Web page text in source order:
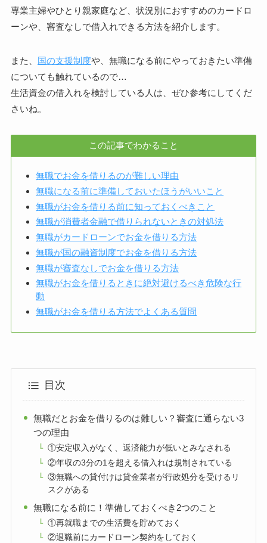
専業主婦やひとり親家庭など、状況別におすすめのカードロ
ーンや、審査なしで借入れできる方法を紹介します。
また、 国の支援制度や、無職になる前にやっておきたい準備
についても触れているので…
生活資金の借入れを検討している人は、ぜひ参考にしてくだ
さいね。
この記事でわかること
無職でお金を借りるのが難しい理由
無職になる前に準備しておいたほうがいいこと
無職がお金を借りる前に知っておくべきこと
無職が消費者金融で借りられないときの対処法
無職がカードローンでお金を借りる方法
無職が国の融資制度でお金を借りる方法
無職が審査なしでお金を借りる方法
無職がお金を借りるときに絶対避けるべき危険な行
動
無職がお金を借りる方法でよくある質問
目次
無職だとお金を借りるのは難しい？審査に通らない3
つの理由
①安定収入がなく、返済能力が低いとみなされる
②年収の3分の1を超える借入れは規制されている
③無職への貸付けは貸金業者が行政処分を受けるリ
スクがある
無職になる前に！準備しておくべき2つのこと
①再就職までの生活費を貯めておく
②退職前にカードローン契約をしておく